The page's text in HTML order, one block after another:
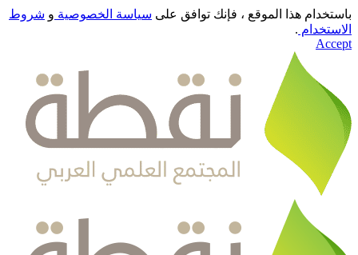
باستخدام هذا الموقع ، فإنك توافق على سياسة الخصوصية و شروط
الاستخدام .
Accept